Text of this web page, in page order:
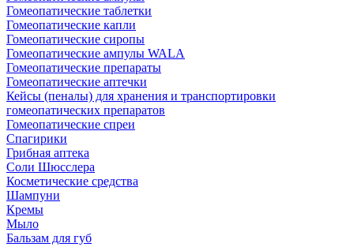
Гомеопатические таблетки
Гомеопатические капли
Гомеопатические сиропы
Гомеопатические ампулы WALA
Гомеопатические препараты
Гомеопатические аптечки
Кейсы (пеналы) для хранения и транспортировки
гомеопатических препаратов
Гомеопатические спреи
Спагирики
Грибная аптека
Соли Шюсслера
Косметические средства
Шампуни
Кремы
Мыло
Бальзам для губ